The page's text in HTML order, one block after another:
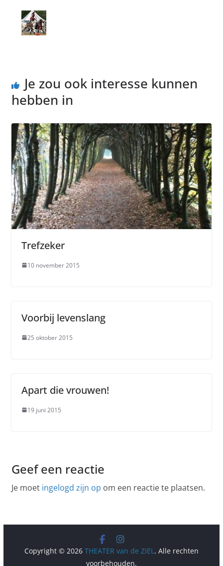
Je zou ook interesse kunnen
hebben in
Trefzeker
10 november 2015
Voorbij levenslang
25 oktober 2015
Apart die vrouwen!
19 juni 2015
Geef een reactie
Je moet ingelogd zijn op om een reactie te plaatsen.
Copyright © 2026 THEATER van de ZIEL. Alle rechten
voorbehouden.